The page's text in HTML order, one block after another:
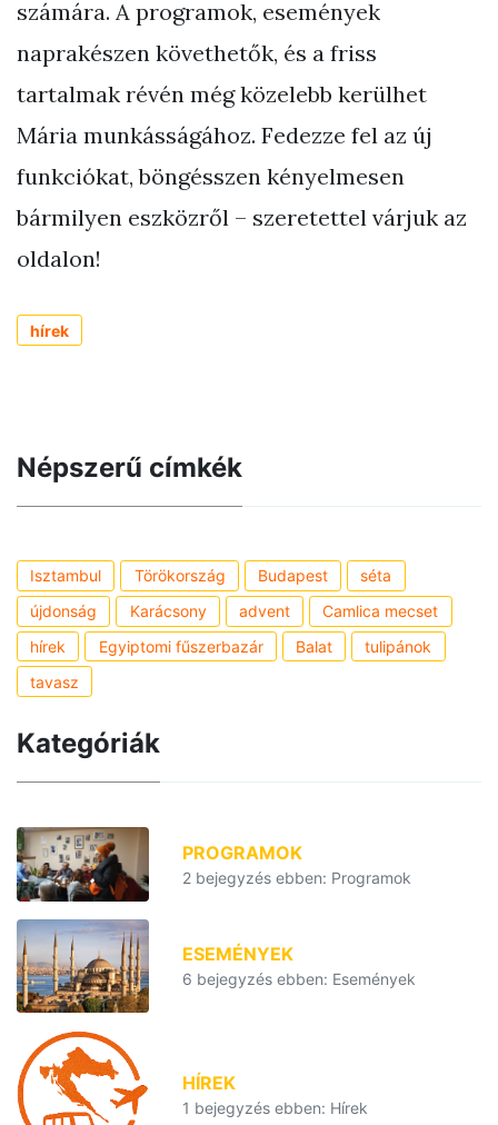
számára. A programok, események
naprakészen követhetők, és a friss
tartalmak révén még közelebb kerülhet
Mária munkásságához. Fedezze fel az új
funkciókat, böngésszen kényelmesen
bármilyen eszközről – szeretettel várjuk az
oldalon!
hírek
Népszerű címkék
Isztambul Törökország Budapest
séta
újdonság
Karácsony advent
Camlica mecset
hírek
Egyiptomi fűszerbazár Balat
tulipánok
tavasz
Kategóriák
PROGRAMOK
2 bejegyzés ebben: Programok
ESEMÉNYEK
6 bejegyzés ebben: Események
HÍREK
1 bejegyzés ebben: Hírek